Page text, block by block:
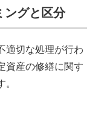
ングと区分
適切な処理が行わ
資産の修繕に関す